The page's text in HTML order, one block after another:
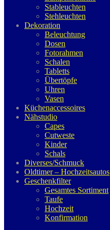
Stableuchten
Stehleuchten
Dekoration
Beleuchtung
Dosen
Fotorahmen
Schalen
Tabletts
Übertöpfe
Uhren
Vasen
Küchenaccessoires
Nähstudio
Capes
Cutweste
Kinder
Schals
Diverses/Schmuck
Oldtimer – Hochzeitsautos
Geschenkfilter
Gesamtes Sortiment
Taufe
Hochzeit
Konfirmation